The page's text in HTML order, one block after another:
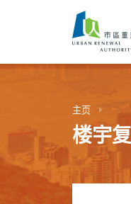
内
主页
楼宇